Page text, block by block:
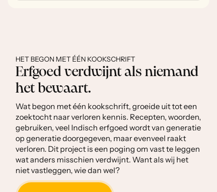
HET BEGON MET ÉÉN KOOKSCHRIFT
Erfgoed verdwijnt als niemand
het bewaart.
Wat begon met één kookschrift, groeide uit tot een
zoektocht naar verloren kennis. Recepten, woorden,
gebruiken, veel Indisch erfgoed wordt van generatie
op generatie doorgegeven, maar evenveel raakt
verloren. Dit project is een poging om vast te leggen
wat anders misschien verdwijnt. Want als wij het
niet vastleggen, wie dan wel?